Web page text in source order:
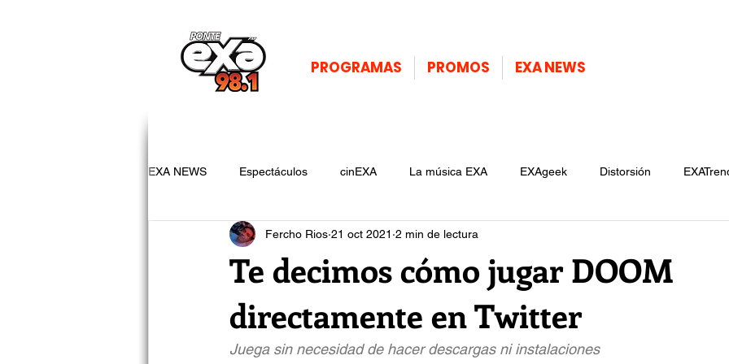
PROGRAMAS PROMOS EXA NEWS
EXA NEWS Espectáculos cinEXA La música EXA EXAgeek Distorsión
Te decimos cómo jugar DOOM
directamente en Twitter
Fercho Rios 21 oct 2021 2 min de lectura
Juega sin necesidad de hacer descargas ni instalaciones